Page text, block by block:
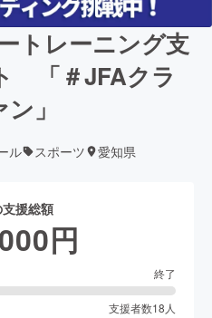
トレーニング支
「＃JFAクラ
」
ル スポーツ 愛知県
援総額
円
終了
支援者数18 人